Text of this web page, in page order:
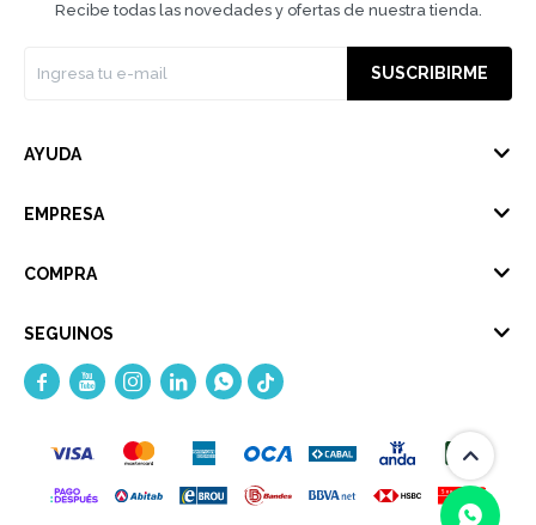
Recibe todas las novedades y ofertas de nuestra tienda.
SUSCRIBIRME
AYUDA
EMPRESA
COMPRA
SEGUINOS
    